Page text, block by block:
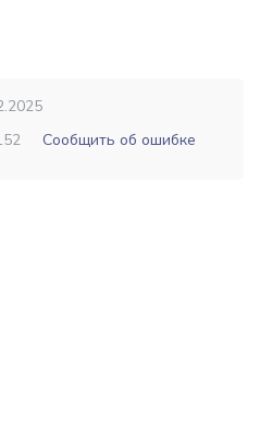
Сообщить об ошибке